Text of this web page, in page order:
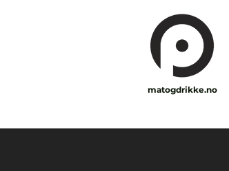
matogdrikke.no